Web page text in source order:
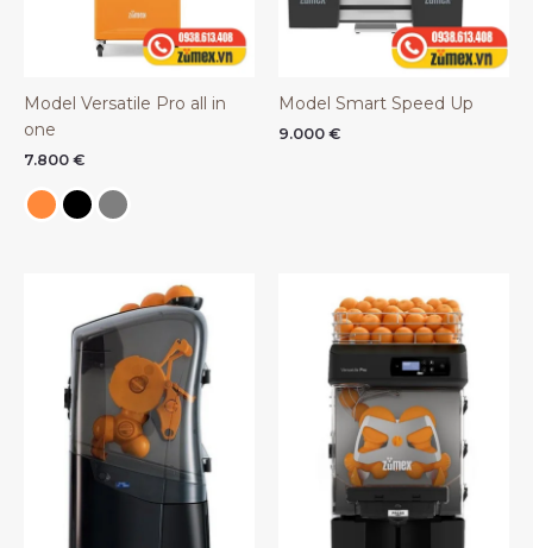
Model Versatile Pro all in
one
7.800 €
Model Smart Speed Up
9.000 €